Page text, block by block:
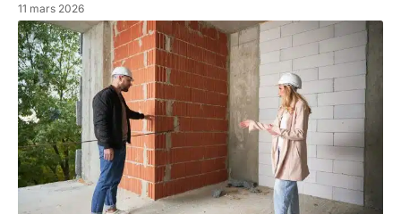
11 mars 2026